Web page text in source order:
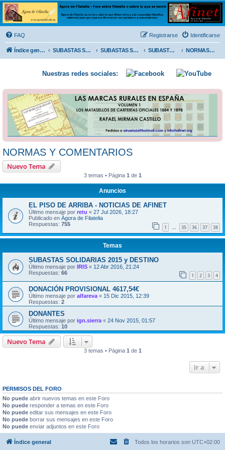
Ágora de Filatelia
Foro sobre filatelia o sobre lo que se tercie. Ágora de Filatelia es un foro abierto que Afinet
ofrece a la comunidad filatélica universal para que exprese libremente sus opiniones y
conocimientos
FAQ Identificarse
Registrarse
Índice general SUBASTAS SOLIDARIAS (In memoriam MENDOZA) SUBASTAS SOLIDARIAS 2025 y anteriores SUBASTAS SOLIDARIAS 2015 NORMAS Y COMENTARIOS
Nuestras redes sociales:
NORMAS Y COMENTARIOS
Nuevo Tema
3 temas • Página 1 de 1
Anuncios
EL PISO DE ARRIBA - NOTICIAS DE AFINET
Último mensaje por retu « 27 Jul 2026, 18:27
Publicado en Ágora de Filatelia
Respuestas: 755 1 … 35 36 37 38
Temas
SUBASTAS SOLIDARIAS 2015 y DESTINO
Último mensaje por IRIS « 12 Abr 2016, 21:24
Respuestas: 66 1 2 3 4
DONACIÓN PROVISIONAL 4617,54€
Último mensaje por alfareva « 15 Dic 2015, 12:39
Respuestas: 2
DONANTES
Último mensaje por ign.sierra « 24 Nov 2015, 01:57
Respuestas: 10
Nuevo Tema
3 temas • Página 1 de 1
Ir a
PERMISOS DEL FORO
No puede abrir nuevos temas en este Foro
No puede responder a temas en este Foro
No puede editar sus mensajes en este Foro
No puede borrar sus mensajes en este Foro
No puede enviar adjuntos en este Foro
Índice general Todos los horarios son UTC+02:00